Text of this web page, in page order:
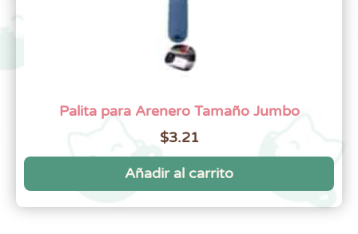
Palita para Arenero Tamaño Jumbo
$3.21
Añadir al carrito